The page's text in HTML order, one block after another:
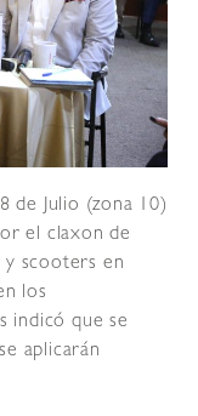
de Julio (zona 10)
el claxon de
y scooters en
los
indicó que se
aplicarán